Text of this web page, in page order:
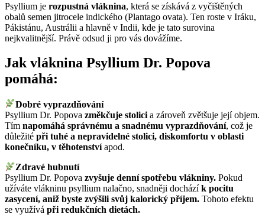
Psyllium je rozpustná vláknina, která se získává z vyčištěných
obalů semen jitrocele indického (Plantago ovata). Ten roste v Iráku,
Pákistánu, Austrálii a hlavně v Indii, kde je tato surovina
nejkvalitnější. Právě odsud ji pro vás dovážíme.
Jak vláknina Psyllium Dr. Popova
pomáhá:
Dobré vyprazdňování
Psyllium Dr. Popova změkčuje stolici a zároveň zvětšuje její objem.
Tím napomáhá správnému a snadnému vyprazdňování, což je
důležité při tuhé a nepravidelné stolici, diskomfortu v oblasti
konečníku, v těhotenstvíapod.
Zdravé hubnutí
Psyllium Dr. Popova zvyšuje denní spotřebu vlákniny. Pokud
užíváte vlákninu psyllium nalačno, snadněji docházík pocitu
zasycení, aniž byste zvýšili svůj kalorický příjem. Tohoto efektu
se využívá při redukčních dietách.